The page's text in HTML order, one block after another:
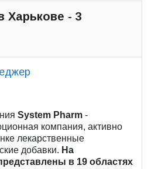
Харькове - 3
System Pharm -
компания, активно
лекарственные
добавки. На
в 19 областях